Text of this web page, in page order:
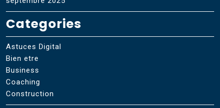
Categories
Astuces Digital
Bien etre
Business
Coaching
Construction